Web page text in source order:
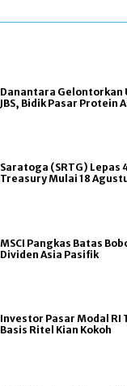
Danantara Gelontorkan
JBS, Bidik Pasar Protein
Saratoga (SRTG) Lepas
Treasury Mulai 18
MSCI Pangkas Batas
Dividen Asia Pasifik
Investor Pasar Modal RI
Basis Ritel Kian Kokoh